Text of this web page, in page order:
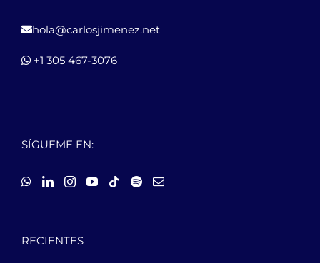
hola@carlosjimenez.net
+1 305 467-3076
SÍGUEME EN:
RECIENTES